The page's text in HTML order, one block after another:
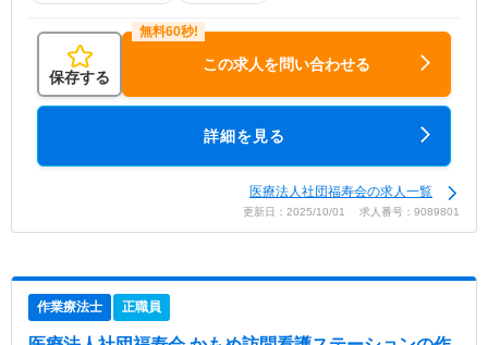
保存する
この求人を問い合わせる
詳細を見る
医療法人社団福寿会の求人一覧
更新日：2025/10/01 求人番号：9089801
作業療法士 正職員